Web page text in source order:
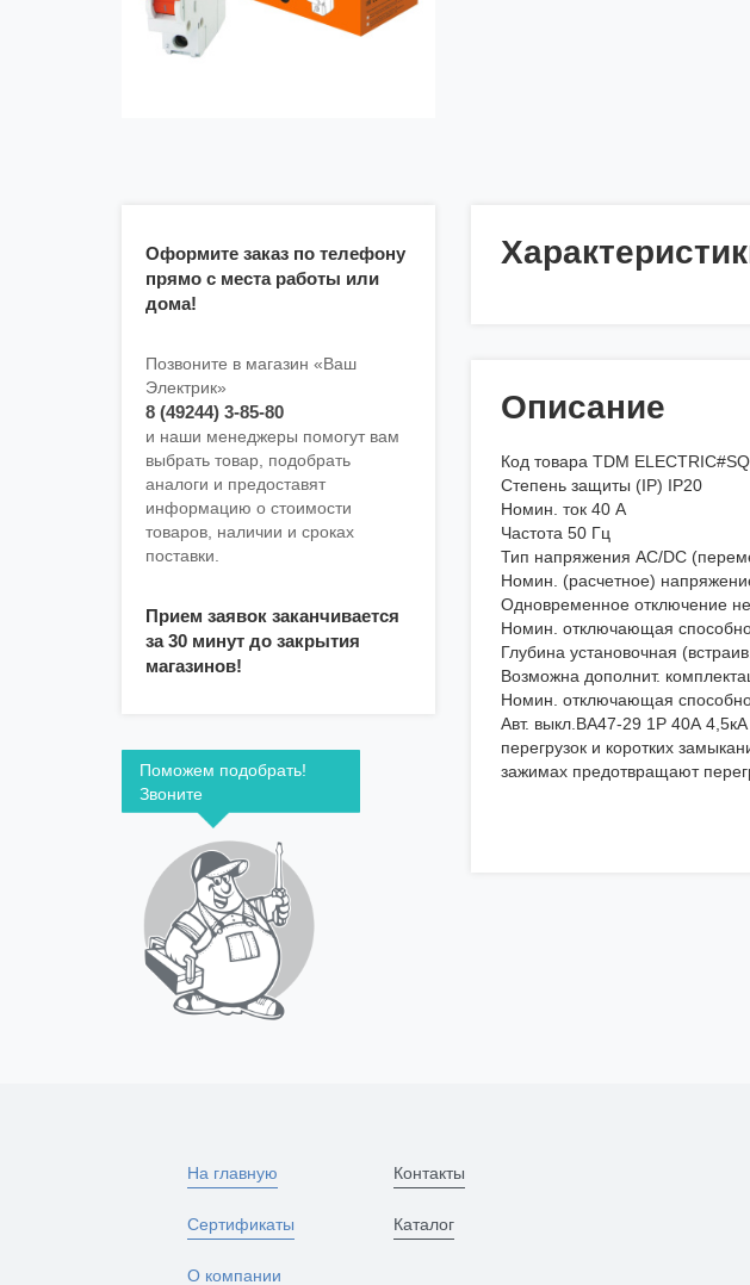
Оформите заказ по телефону
прямо с места работы или
дома!
Позвоните в магазин «Ваш
Электрик»
8 (49244) 3-85-80
и наши менеджеры помогут вам
выбрать товар, подобрать
аналоги и предоставят
информацию о стоимости
товаров, наличии и сроках
поставки.
Прием заявок заканчивается
за 30 минут до закрытия
магазинов!
Поможем подобрать!
Звоните
Описание
Код товара TDM
Степень защиты (IP) IP20
Номин. ток 40 А
Частота 50 Гц
Тип напряжения AC/DC
Номин. (расчетное)
Одновременное отключение
Номин. отключающая
Глубина установочная
Возможна дополнит.
Номин. отключающая
Авт. выкл.ВА47-29 1Р 40А
перегрузок и коротких
зажимах предотвращают
На главную
Сертификаты
О компании
Контакты
Каталог